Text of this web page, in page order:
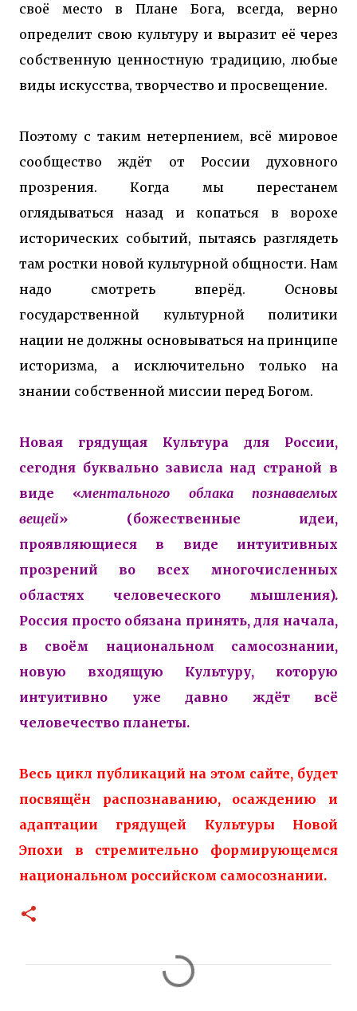
своё место в Плане Бога, всегда, верно
определит свою культуру и выразит её через
собственную ценностную традицию, любые
виды искусства, творчество и просвещение.
Поэтому с таким нетерпением, всё мировое
сообщество ждёт от России духовного
прозрения. Когда мы перестанем
оглядываться назад и копаться в ворохе
исторических событий, пытаясь разглядеть
там ростки новой культурной общности. Нам
надо смотреть вперёд. Основы
государственной культурной политики
нации не должны основываться на принципе
историзма, а исключительно только на
знании собственной миссии перед Богом.
Новая грядущая Культура для России,
сегодня буквально зависла над страной в
виде «ментального облака познаваемых
вещей» (божественные идеи,
проявляющиеся в виде интуитивных
прозрений во всех многочисленных
областях человеческого мышления).
Россия просто обязана принять, для начала,
в своём национальном самосознании,
новую входящую Культуру, которую
интуитивно уже давно ждёт всё
человечество планеты.
Весь цикл публикаций на этом сайте, будет
посвящён распознаванию, осаждению и
адаптации грядущей Культуры Новой
Эпохи в стремительно формирующемся
национальном российском самосознании.